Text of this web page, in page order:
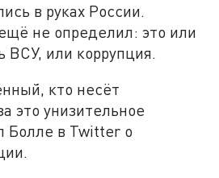
в руках России.
не определил: это или
ВСУ, или коррупция.
кто несёт
это унизительное
Болле в Twitter о